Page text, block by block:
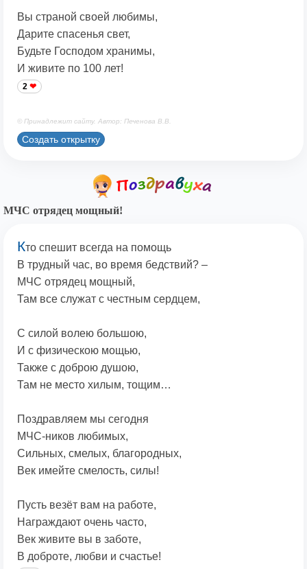
Вы страной своей любимы,
Дарите спасенья свет,
Будьте Господом хранимы,
И живите по 100 лет!
2
© Принадлежит сайту. Автор: Печенова В.В.
Создать открытку
МЧС отрядец мощный!
Кто спешит всегда на помощь
В трудный час, во время бедствий? –
МЧС отрядец мощный,
Там все служат с честным сердцем,
С силой волею большою,
И с физическою мощью,
Также с доброю душою,
Там не место хилым, тощим…
Поздравляем мы сегодня
МЧС-ников любимых,
Сильных, смелых, благородных,
Век имейте смелость, силы!
Пусть везёт вам на работе,
Награждают очень часто,
Век живите вы в заботе,
В доброте, любви и счастье!